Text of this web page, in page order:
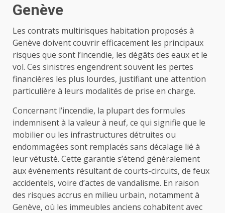
Genève
Les contrats multirisques habitation proposés à
Genève doivent couvrir efficacement les principaux
risques que sont l’incendie, les dégâts des eaux et le
vol. Ces sinistres engendrent souvent les pertes
financières les plus lourdes, justifiant une attention
particulière à leurs modalités de prise en charge.
Concernant l’incendie, la plupart des formules
indemnisent à la valeur à neuf, ce qui signifie que le
mobilier ou les infrastructures détruites ou
endommagées sont remplacés sans décalage lié à
leur vétusté. Cette garantie s’étend généralement
aux événements résultant de courts-circuits, de feux
accidentels, voire d’actes de vandalisme. En raison
des risques accrus en milieu urbain, notamment à
Genève, où les immeubles anciens cohabitent avec